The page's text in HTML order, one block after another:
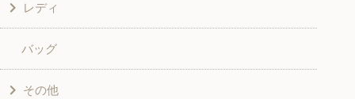
グッズ
シャツ・ブラウス
スカート・パンツ
和風衣類
レディ
シャツ・ブラウス
チュニック
バッグ
その他